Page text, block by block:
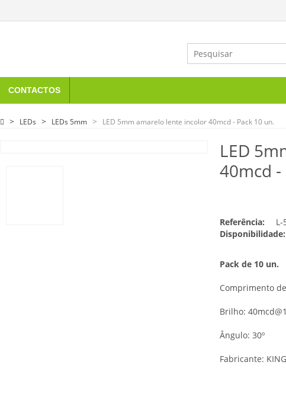
CONTACTOS
LEDs LEDs 5mm LED 5mm amarelo lente incolor 40mcd - Pack 10 un.
LED
40mcd -
Referência:
L-
Disponibilidade:
Pack de 10 un.
Comprimento
Brilho:
Ângulo: 30º
Fabricante: